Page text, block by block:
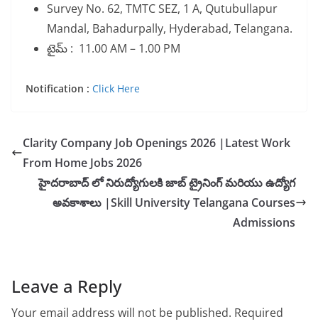
Survey No. 62, TMTC SEZ, 1 A, Qutubullapur
Mandal, Bahadurpally, Hyderabad, Telangana.
టైమ్ : 11.00 AM – 1.00 PM
Notification : Click Here
Clarity Company Job Openings 2026 |Latest Work
From Home Jobs 2026
హైదరాబాద్ లో నిరుద్యోగులకి జాబ్ ట్రైనింగ్ మరియు ఉద్యోగ
అవకాశాలు |Skill University Telangana Courses
Admissions
Leave a Reply
Your email address will not be published. Required